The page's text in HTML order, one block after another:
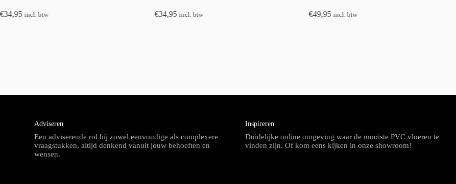
€34,95 incl. btw €34,95 incl. btw €49,95 incl. btw
Adviseren
Een adviserende rol bij zowel eenvoudige als complexere
vraagstukken, altijd denkend vanuit jouw behoeften en
wensen.
Inspireren
Duidelijke online omgeving waar de mooiste PVC vloeren te
vinden zijn. Of kom eens kijken in onze showroom!